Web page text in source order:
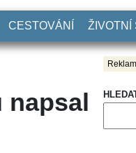
CESTOVÁNÍ ŽIVOTNÍ
napsal